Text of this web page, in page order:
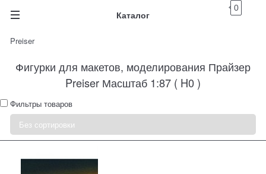
Каталог
0
Preiser
Фигурки для макетов, моделирования Прайзер
Preiser Масштаб 1:87 ( H0 )
Фильтры товаров